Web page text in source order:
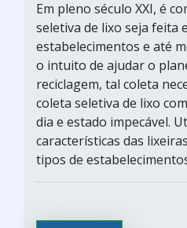
Em pleno século XXI, é
seletiva de lixo seja feita
estabelecimentos e até
o intuito de ajudar o
reciclagem, tal coleta
coleta seletiva de lixo
dia e estado impecável.
características das
tipos de